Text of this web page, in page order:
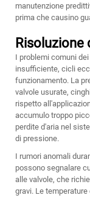
manutenzione
prima che causino
Risoluzione
I problemi comuni
insufficiente, cicli
funzionamento. La
valvole usurate,
rispetto
accumulo troppo
perdite d'aria nel
di pressione.
I rumori anomali
possono segnalare
alle valvole, che
gravi. Le